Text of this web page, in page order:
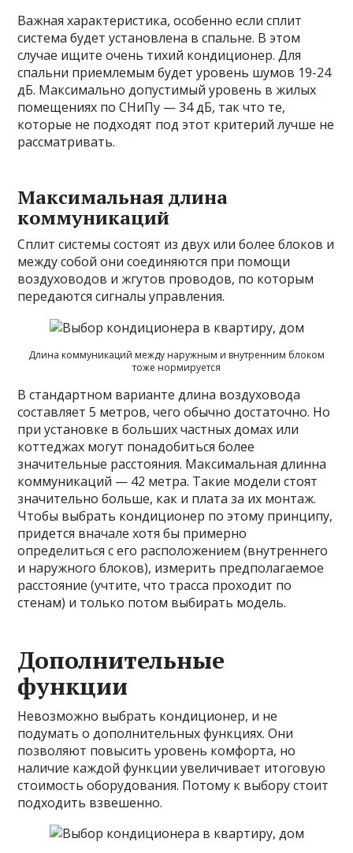
Важная характеристика, особенно если сплит
система будет установлена в спальне. В этом
случае ищите очень тихий кондиционер. Для
спальни приемлемым будет уровень шумов 19-24
дБ. Максимально допустимый уровень в жилых
помещениях по СНиПу — 34 дБ, так что те,
которые не подходят под этот критерий лучше не
рассматривать.
Максимальная длина
коммуникаций
Сплит системы состоят из двух или более блоков и
между собой они соединяются при помощи
воздуховодов и жгутов проводов, по которым
передаются сигналы управления.
Длина коммуникаций между наружным и внутренним блоком
тоже нормируется
В стандартном варианте длина воздуховода
составляет 5 метров, чего обычно достаточно. Но
при установке в больших частных домах или
коттеджах могут понадобиться более
значительные расстояния. Максимальная длинна
коммуникаций — 42 метра. Такие модели стоят
значительно больше, как и плата за их монтаж.
Чтобы выбрать кондиционер по этому принципу,
придется вначале хотя бы примерно
определиться с его расположением (внутреннего
и наружного блоков), измерить предполагаемое
расстояние (учтите, что трасса проходит по
стенам) и только потом выбирать модель.
Дополнительные
функции
Невозможно выбрать кондиционер, и не
подумать о дополнительных функциях. Они
позволяют повысить уровень комфорта, но
наличие каждой функции увеличивает итоговую
стоимость оборудования. Потому к выбору стоит
подходить взвешенно.